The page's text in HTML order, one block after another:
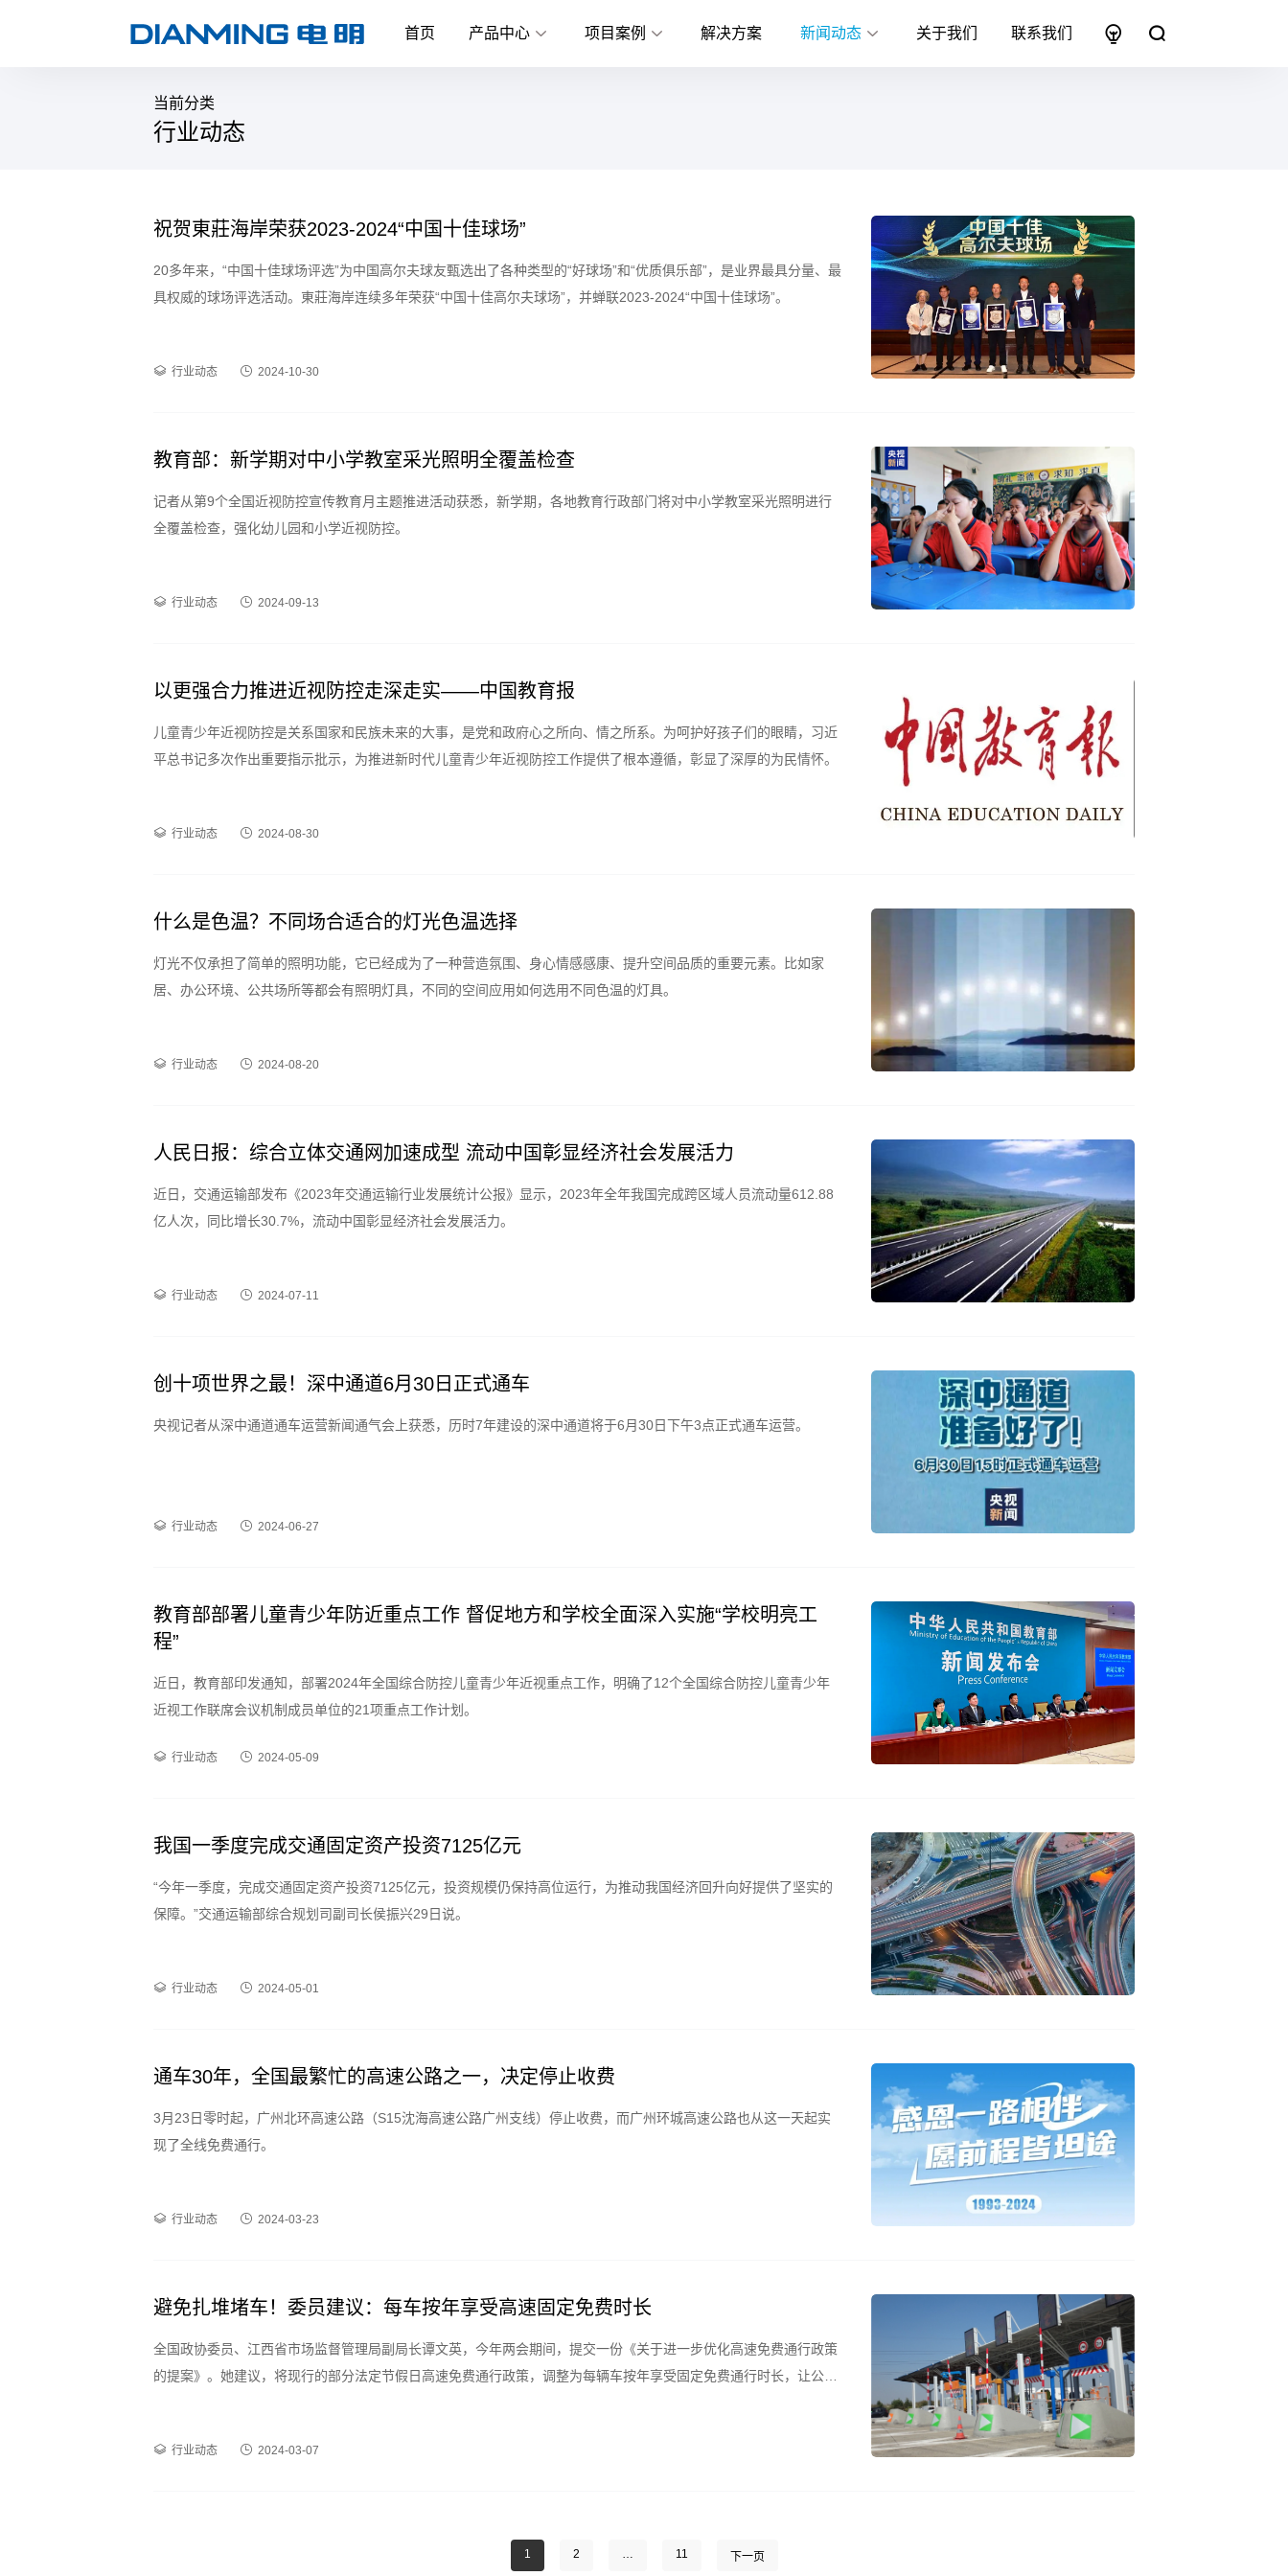
首页 产品中心 项目案例 解决方案 新闻动态 关于我们 联系我们
当前分类
行业动态
祝贺東莊海岸荣获2023-2024“中国十佳球场”
20多年来，“中国十佳球场评选”为中国高尔夫球友甄选出了各种类型的“好球场”和“优质俱乐部”，是业界最具分量、最
具权威的球场评选活动。東莊海岸连续多年荣获“中国十佳高尔夫球场”，并蝉联2023-2024“中国十佳球场”。
行业动态 2024-10-30
教育部：新学期对中小学教室采光照明全覆盖检查
记者从第9个全国近视防控宣传教育月主题推进活动获悉，新学期，各地教育行政部门将对中小学教室采光照明进行
全覆盖检查，强化幼儿园和小学近视防控。
行业动态 2024-09-13
以更强合力推进近视防控走深走实——中国教育报
儿童青少年近视防控是关系国家和民族未来的大事，是党和政府心之所向、情之所系。为呵护好孩子们的眼睛，习近
平总书记多次作出重要指示批示，为推进新时代儿童青少年近视防控工作提供了根本遵循，彰显了深厚的为民情怀。
行业动态 2024-08-30
什么是色温？不同场合适合的灯光色温选择
灯光不仅承担了简单的照明功能，它已经成为了一种营造氛围、身心情感感康、提升空间品质的重要元素。比如家
居、办公环境、公共场所等都会有照明灯具，不同的空间应用如何选用不同色温的灯具。
行业动态 2024-08-20
人民日报：综合立体交通网加速成型 流动中国彰显经济社会发展活力
近日，交通运输部发布《2023年交通运输行业发展统计公报》显示，2023年全年我国完成跨区域人员流动量612.88
亿人次，同比增长30.7%，流动中国彰显经济社会发展活力。
行业动态 2024-07-11
创十项世界之最！深中通道6月30日正式通车
央视记者从深中通道通车运营新闻通气会上获悉，历时7年建设的深中通道将于6月30日下午3点正式通车运营。
行业动态 2024-06-27
教育部部署儿童青少年防近重点工作 督促地方和学校全面深入实施“学校明亮工
程”
近日，教育部印发通知，部署2024年全国综合防控儿童青少年近视重点工作，明确了12个全国综合防控儿童青少年
近视工作联席会议机制成员单位的21项重点工作计划。
行业动态 2024-05-09
我国一季度完成交通固定资产投资7125亿元
“今年一季度，完成交通固定资产投资7125亿元，投资规模仍保持高位运行，为推动我国经济回升向好提供了坚实的
保障。”交通运输部综合规划司副司长侯振兴29日说。
行业动态 2024-05-01
通车30年，全国最繁忙的高速公路之一，决定停止收费
3月23日零时起，广州北环高速公路（S15沈海高速公路广州支线）停止收费，而广州环城高速公路也从这一天起实
现了全线免费通行。
行业动态 2024-03-23
避免扎堆堵车！委员建议：每车按年享受高速固定免费时长
全国政协委员、江西省市场监督管理局副局长谭文英，今年两会期间，提交一份《关于进一步优化高速免费通行政策
的提案》。她建议，将现行的部分法定节假日高速免费通行政策，调整为每辆车按年享受固定免费通行时长，让公众
行业动态 2024-03-07
1 2 … 11 下一页